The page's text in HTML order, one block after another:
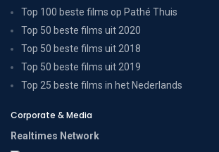
Top 100 beste films op Pathé Thuis
Top 50 beste films uit 2020
Top 50 beste films uit 2018
Top 50 beste films uit 2019
Top 25 beste films in het Nederlands
Corporate & Media
Realtimes Network